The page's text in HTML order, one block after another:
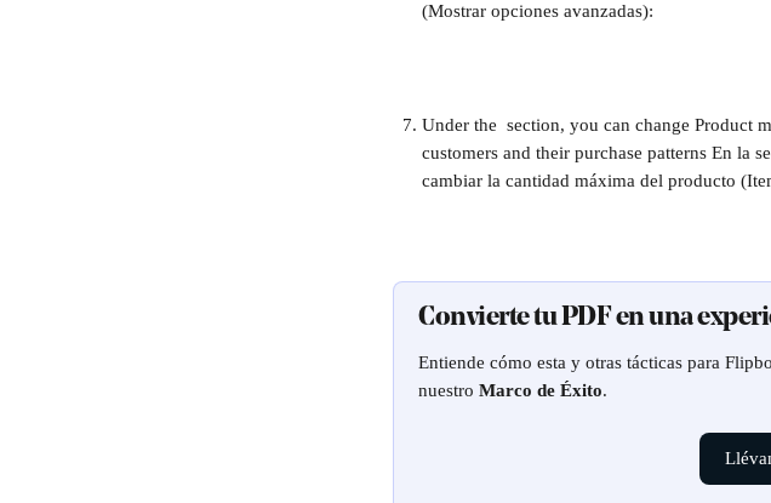
(Mostrar opciones avanzadas):
Under the section, you can change Product
customers and their purchase patterns En la
cambiar la cantidad máxima del producto
Convierte tu PDF en una
Entiende cómo esta y otras tácticas para
nuestro Marco de Éxito.